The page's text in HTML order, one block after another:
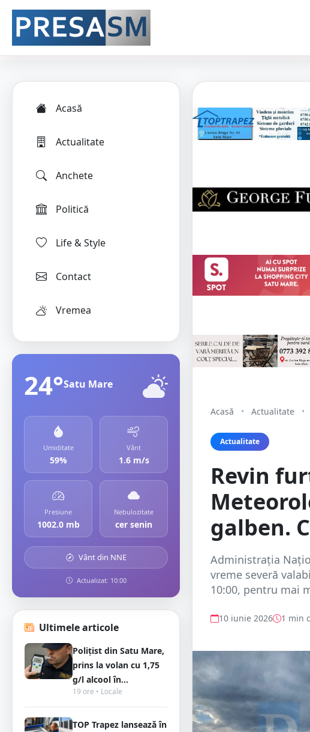
Acasă
Actualitate
Anchete
Politică
Life & Style
Contact
Vremea
24°Satu Mare
Umiditate
59%
Vânt
1.6 m/s
Presiune
1002.0 mb
Nebulozitate
cer senin
Vânt din NNE
Actualizat: 10:00
Ultimele articole
Polițist din Satu Mare,
prins la volan cu 1,75
g/l alcool în...
19 ore • Locale
TOP Trapez lansează în
Acasă • Actualitate •
Actualitate
Revin
galben.
Administrația
vreme severă
10:00, pentru mai
10 iunie 2026 1 min